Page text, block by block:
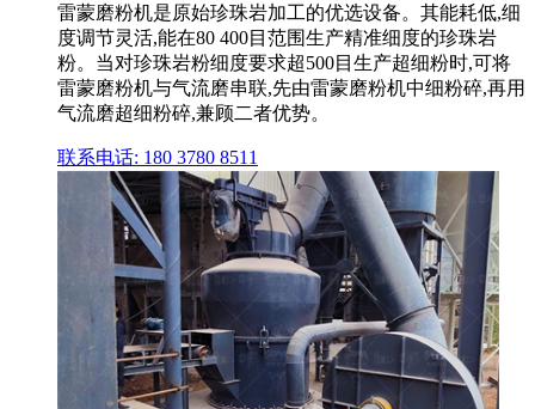
雷蒙磨粉机是原始珍珠岩加工的优选设备。其能耗低,细
度调节灵活,能在80 400目范围生产精准细度的珍珠岩
粉。当对珍珠岩粉细度要求超500目生产超细粉时,可将
雷蒙磨粉机与气流磨串联,先由雷蒙磨粉机中细粉碎,再用
气流磨超细粉碎,兼顾二者优势。
联系电话: 180 3780 8511